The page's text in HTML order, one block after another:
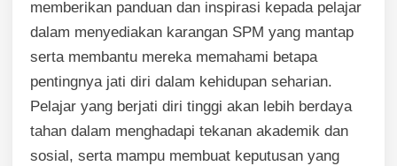
memberikan panduan dan inspirasi kepada pelajar
dalam menyediakan karangan SPM yang mantap
serta membantu mereka memahami betapa
pentingnya jati diri dalam kehidupan seharian.
Pelajar yang berjati diri tinggi akan lebih berdaya
tahan dalam menghadapi tekanan akademik dan
sosial, serta mampu membuat keputusan yang